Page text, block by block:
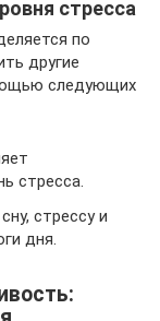
стресса
по
другие
следующих
стресса.
стрессу и
дня.